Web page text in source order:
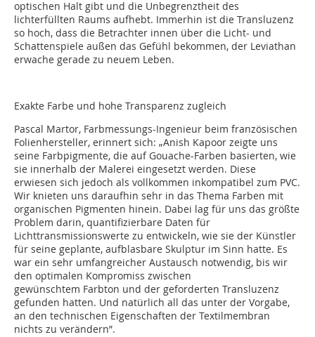
optischen Halt gibt und die Unbegrenztheit des
lichterfüllten Raums aufhebt. Immerhin ist die Transluzenz
so hoch, dass die Betrachter innen über die Licht- und
Schattenspiele außen das Gefühl bekommen, der Leviathan
erwache gerade zu neuem Leben.
Exakte Farbe und hohe Transparenz zugleich
Pascal Martor, Farbmessungs-Ingenieur beim französischen
Folienhersteller, erinnert sich: „Anish Kapoor zeigte uns
seine Farbpigmente, die auf Gouache-Farben basierten, wie
sie innerhalb der Malerei eingesetzt werden. Diese
erwiesen sich jedoch als vollkommen inkompatibel zum PVC.
Wir knieten uns daraufhin sehr in das Thema Farben mit
organischen Pigmenten hinein. Dabei lag für uns das größte
Problem darin, quantifizierbare Daten für
Lichttransmissionswerte zu entwickeln, wie sie der Künstler
für seine geplante, aufblasbare Skulptur im Sinn hatte. Es
war ein sehr umfangreicher Austausch notwendig, bis wir
den optimalen Kompromiss zwischen
gewünschtem Farbton und der geforderten Transluzenz
gefunden hatten. Und natürlich all das unter der Vorgabe,
an den technischen Eigenschaften der Textilmembran
nichts zu verändern”.